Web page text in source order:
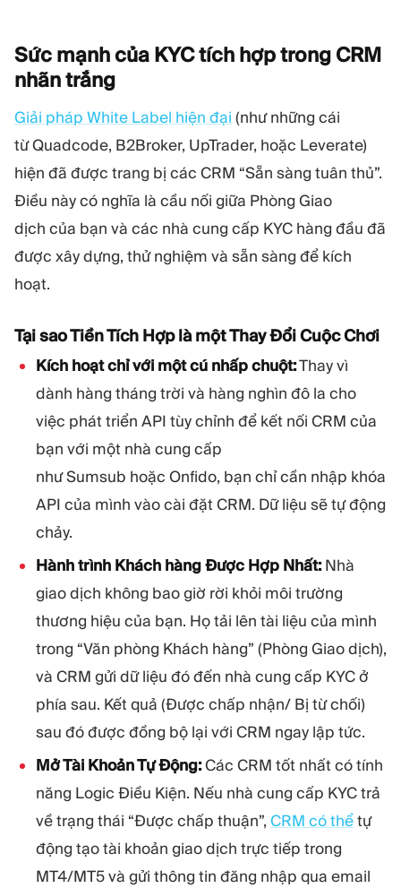
Sức mạnh của KYC tích hợp trong CRM
nhãntrắng
Giải pháp White Label hiện đại (như những cái
từ Quadcode, B2Broker, UpTrader, hoặc Leverate)
hiện đã được trang bị các CRM “Sẵn sàng tuân thủ”.
Điều này có nghĩa là cầu nối giữa Phòng Giao
dịch của bạn và các nhà cung cấp KYC hàng đầu đã
được xây dựng, thử nghiệm và sẵn sàng để kích
hoạt.
Tại sao Tiền Tích Hợp là một Thay Đổi Cuộc Chơi
Kích hoạt chỉ với một cú nhấp chuột:Thay vì
dành hàng tháng trời và hàng nghìn đô la cho
việc phát triển API tùy chỉnh để kết nối CRM của
bạn với một nhà cung cấp
như Sumsub hoặc Onfido, bạn chỉ cần nhập khóa
API của mình vào cài đặt CRM. Dữ liệu sẽ tự động
chảy.
Hành trình Khách hàng Được Hợp Nhất:Nhà
giao dịch không bao giờ rời khỏi môi trường
thương hiệu của bạn. Họ tải lên tài liệu của mình
trong “Văn phòng Khách hàng” (Phòng Giao dịch),
và CRM gửi dữ liệu đó đến nhà cung cấp KYC ở
phía sau. Kết quả (Được chấp nhận/ Bị từ chối)
sau đó được đồng bộ lại với CRM ngay lập tức.
Mở Tài Khoản Tự Động:Các CRM tốt nhất có tính
năng Logic Điều Kiện. Nếu nhà cung cấp KYC trả
về trạng thái “Được chấp thuận”, CRM có thểtự
động tạo tài khoản giao dịch trực tiếp trong
MT4/MT5 và gửi thông tin đăng nhập qua email